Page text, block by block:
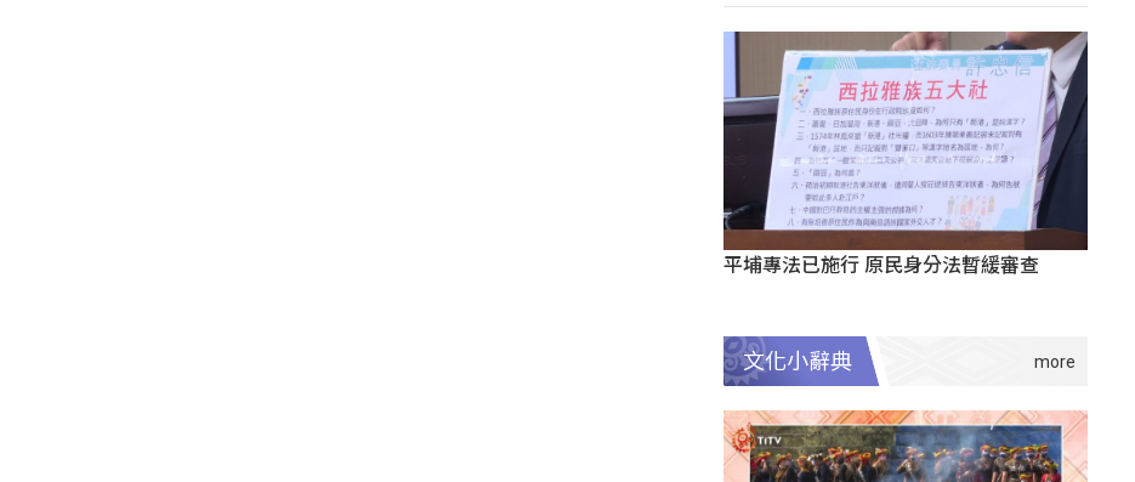
平埔專法已施行 原民身分法暫緩審查
文化小辭典